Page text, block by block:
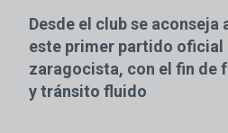
Desde el club se
este primer partido oficial
zaragocista, con el fin de
y tránsito fluido